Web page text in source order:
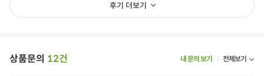
후기 더보기
상품문의 12건 내 문의 보기 전체보기